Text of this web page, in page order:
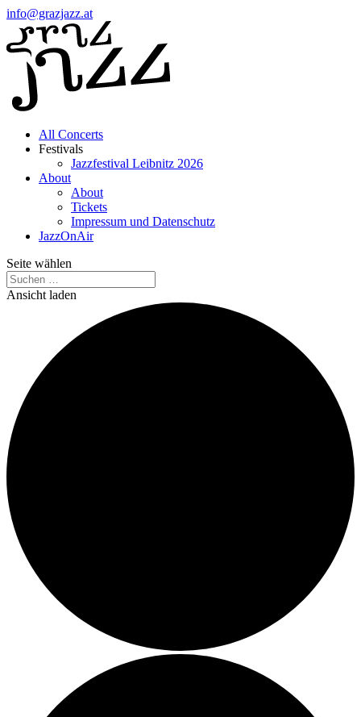
info@grazjazz.at
All Concerts
Festivals
Jazzfestival Leibnitz 2026
About
About
Tickets
Impressum und Datenschutz
JazzOnAir
Seite wählen
Ansicht laden